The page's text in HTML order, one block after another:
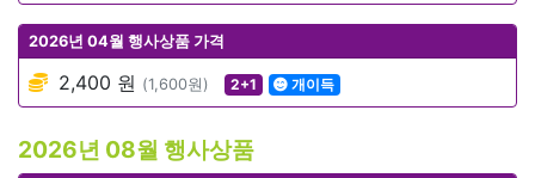
2026년 04월 행사상품 가격
2,400 원 (1,600원) 2+1 개이득
2026년 08월 행사상품